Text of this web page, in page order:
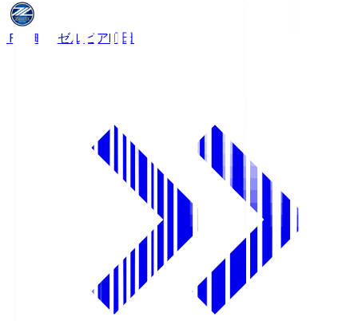
ＦＣ町田ゼルビア町田